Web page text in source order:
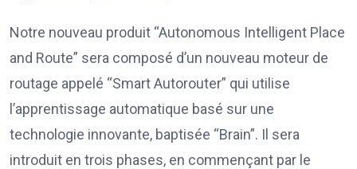
Notre nouveau produit “Autonomous Intelligent Place
and Route” sera composé d’un nouveau moteur de
routage appelé “Smart Autorouter” qui utilise
l’apprentissage automatique basé sur une
technologie innovante, baptisée “Brain”. Il sera
introduit en trois phases, en commençant par le